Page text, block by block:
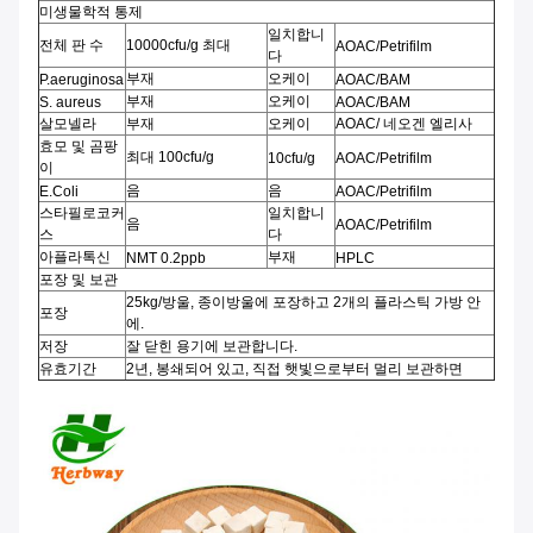
미생물학적 통제
전체 판 수
10000cfu/g 최대
일치합니
다
AOAC/Petrifilm
P.aeruginosa 부재 오케이
AOAC/BAM
S. aureus
부재 오케이
AOAC/BAM
살모넬라
부재 오케이
AOAC/ 네오겐 엘리사
효모 및 곰팡
이
최대 100cfu/g 10cfu/g
AOAC/Petrifilm
E.Coli
음 음
AOAC/Petrifilm
스타필로코커
스
음
일치합니
다
AOAC/Petrifilm
아플라톡신
NMT 0.2ppb 부재
HPLC
포장 및 보관
포장
25kg/방울, 종이방울에 포장하고 2개의 플라스틱 가방 안
에.
저장
잘 닫힌 용기에 보관합니다.
유효기간
2년, 봉쇄되어 있고, 직접 햇빛으로부터 멀리 보관하면